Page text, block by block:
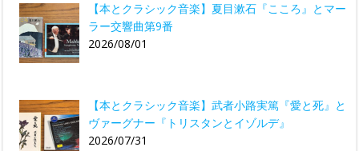
【本とクラシック音楽】夏目漱石『こころ』とマー
ラー交響曲第9番
2026/08/01
【本とクラシック音楽】武者小路実篤『愛と死』と
ヴァーグナー『トリスタンとイゾルデ』
2026/07/31